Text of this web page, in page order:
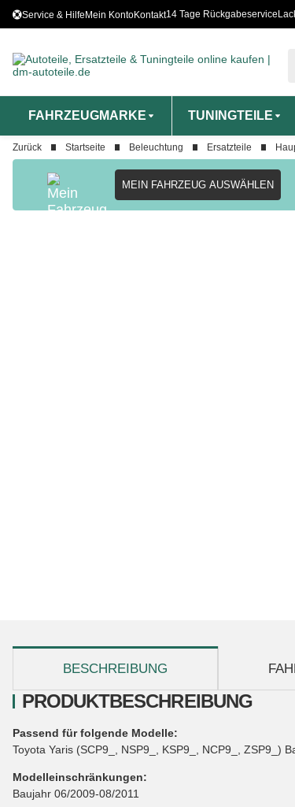
Service & HilfeMein KontoKontakt14 Tage Rückgabeservice
FAHRZEUGMARKE TUNINGTEILE
Zurück Startseite Beleuchtung Ersatzteile
MEIN FAHRZEUG AUSWÄHLEN
BESCHREIBUNG
PRODUKTBESCHREIBUNG
Passend für folgende Modelle:
Toyota Yaris (SCP9_, NSP9_, KSP9_, NCP9_, ZSP9_)
Modelleinschränkungen:
Baujahr 06/2009-08/2011